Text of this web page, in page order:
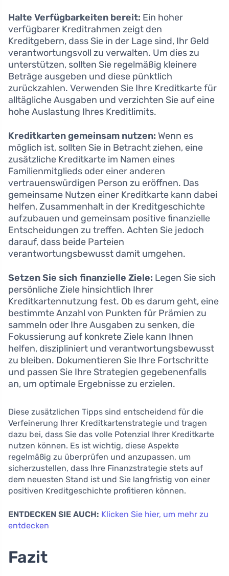
Halte Verfügbarkeiten bereit: Ein hoher
verfügbarer Kreditrahmen zeigt den
Kreditgebern, dass Sie in der Lage sind, Ihr Geld
verantwortungsvoll zu verwalten. Um dies zu
unterstützen, sollten Sie regelmäßig kleinere
Beträge ausgeben und diese pünktlich
zurückzahlen. Verwenden Sie Ihre Kreditkarte für
alltägliche Ausgaben und verzichten Sie auf eine
hohe Auslastung Ihres Kreditlimits.
Kreditkarten gemeinsam nutzen: Wenn es
möglich ist, sollten Sie in Betracht ziehen, eine
zusätzliche Kreditkarte im Namen eines
Familienmitglieds oder einer anderen
vertrauenswürdigen Person zu eröffnen. Das
gemeinsame Nutzen einer Kreditkarte kann dabei
helfen, Zusammenhalt in der Kreditgeschichte
aufzubauen und gemeinsam positive finanzielle
Entscheidungen zu treffen. Achten Sie jedoch
darauf, dass beide Parteien
verantwortungsbewusst damit umgehen.
Setzen Sie sich finanzielle Ziele: Legen Sie sich
persönliche Ziele hinsichtlich Ihrer
Kreditkartennutzung fest. Ob es darum geht, eine
bestimmte Anzahl von Punkten für Prämien zu
sammeln oder Ihre Ausgaben zu senken, die
Fokussierung auf konkrete Ziele kann Ihnen
helfen, diszipliniert und verantwortungsbewusst
zu bleiben. Dokumentieren Sie Ihre Fortschritte
und passen Sie Ihre Strategien gegebenenfalls
an, um optimale Ergebnisse zu erzielen.
Diese zusätzlichen Tipps sind entscheidend für die
Verfeinerung Ihrer Kreditkartenstrategie und tragen
dazu bei, dass Sie das volle Potenzial Ihrer Kreditkarte
nutzen können. Es ist wichtig, diese Aspekte
regelmäßig zu überprüfen und anzupassen, um
sicherzustellen, dass Ihre Finanzstrategie stets auf
dem neuesten Stand ist und Sie langfristig von einer
positiven Kreditgeschichte profitieren können.
ENTDECKEN SIE AUCH: Klicken Sie hier, um mehr zu
entdecken
Fazit